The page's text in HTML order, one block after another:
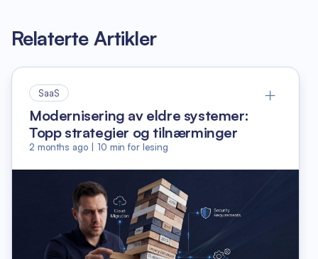
Relaterte Artikler
SaaS
Modernisering av eldre systemer:
Topp strategier og tilnærminger
2 months ago |10 min for lesing